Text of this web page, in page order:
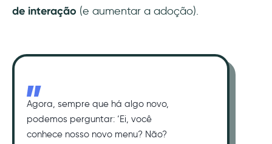
de interação (e aumentar a adoção).
Agora, sempre que há algo novo,
podemos perguntar: ‘Ei, você
conhece nosso novo menu? Não?